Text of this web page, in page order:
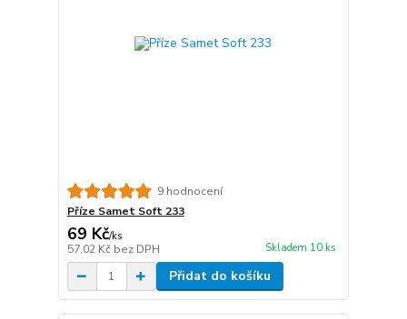
9 hodnocení
Příze Samet Soft 233
69 Kč/ks
57,02 Kč bez DPH Skladem 10 ks
Přidat do košíku